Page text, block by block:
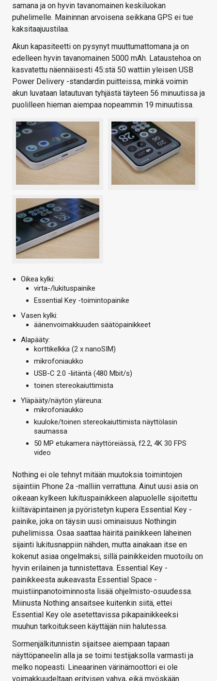
samana ja on hyvin tavanomainen keskiluokan
puhelimelle. Maininnan arvoisena seikkana GPS ei tue
kaksitaajuustilaa.
Akun kapasiteetti on pysynyt muuttumattomana ja on
edelleen hyvin tavanomainen 5000 mAh. Lataustehoa on
kasvatettu näennäisesti 45:stä 50 wattiin yleisen USB
Power Delivery -standardin puitteissa, minkä voimin
akun luvataan latautuvan tyhjästä täyteen 56 minuutissa ja
puolilleen hieman aiempaa nopeammin 19 minuutissa.
Oikea kylki:
virta-/lukituspainike
Essential Key -toimintopainike
Vasen kylki:
äänenvoimakkuuden säätöpainikkeet
Alapääty:
korttikelkka (2 x nanoSIM)
mikrofoniaukko
USB-C 2.0 -liitäntä (480 Mbit/s)
toinen stereokaiuttimista
Yläpääty/näytön yläreuna:
mikrofoniaukko
kuuloke/toinen stereokaiuttimista näyttölasin
saumassa
50 MP etukamera näyttöreiässä, f2.2, 4K 30 FPS
video
Nothing ei ole tehnyt mitään muutoksia toimintojen
sijaintiin Phone 2a -malliin verrattuna. Ainut uusi asia on
oikeaan kylkeen lukituspainikkeen alapuolelle sijoitettu
kiiltäväpintainen ja pyöristetyn kupera Essential Key -
painike, joka on täysin uusi ominaisuus Nothingin
puhelimissa. Osaa saattaa häiritä painikkeen läheinen
sijainti lukitusnappiin nähden, mutta ainakaan itse en
kokenut asiaa ongelmaksi, sillä painikkeiden muotoilu on
hyvin erilainen ja tunnistettava. Essential Key -
painikkeesta aukeavasta Essential Space -
muistiinpanotoiminnosta lisää ohjelmisto-osuudessa.
Miinusta Nothing ansaitsee kuitenkin siitä, ettei
Essential Key ole asetettavissa pikapainikkeeksi
muuhun tarkoitukseen käyttäjän niin halutessa.
Sormenjälkitunnistin sijaitsee aiempaan tapaan
näyttöpaneelin alla ja se toimi testijaksolla varmasti ja
melko nopeasti. Lineaarinen värinämoottori ei ole
voimakkuudeltaan erityisen vahva, eikä myöskään